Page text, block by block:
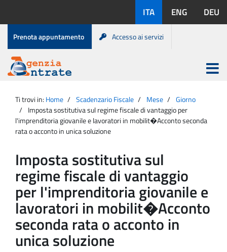
contenuto
disponibili:
ITA ENG DEU
Menu
di
servizio
Prenota appuntamento Accesso ai servizi
Agenzia
Entrate
Apri
menu
principale
Ti trovi in: Home Scadenzario Fiscale Mese
Giorno
Imposta sostitutiva sul regime fiscale di vantaggio per
l'imprenditoria giovanile e lavoratori in mobilit�Acconto seconda
rata o acconto in unica soluzione
Imposta sostitutiva sul
regime fiscale di vantaggio
per l'imprenditoria giovanile e
lavoratori in mobilit�Acconto
seconda rata o acconto in
unica soluzione